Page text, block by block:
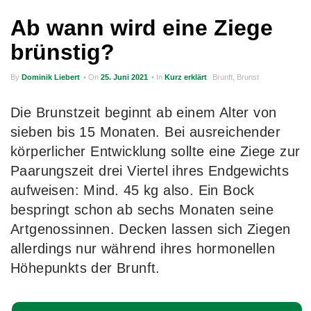
Ab wann wird eine Ziege
brünstig?
By Dominik Liebert • On 25. Juni 2021 • In Kurz erklärt Brunft Brunst
Die Brunstzeit beginnt ab einem Alter von
sieben bis 15 Monaten. Bei ausreichender
körperlicher Entwicklung sollte eine Ziege zur
Paarungszeit drei Viertel ihres Endgewichts
aufweisen: Mind. 45 kg also. Ein Bock
bespringt schon ab sechs Monaten seine
Artgenossinnen. Decken lassen sich Ziegen
allerdings nur während ihres hormonellen
Höhepunkts der Brunft.